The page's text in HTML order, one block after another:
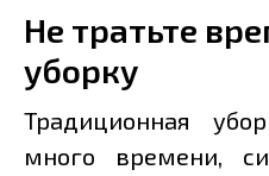
Не тратьте
уборку
Традиционная
много времени,